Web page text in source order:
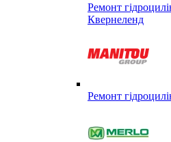
Ремонт
Квернеленд
Ремонт